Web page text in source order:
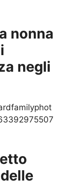
nonna
negli